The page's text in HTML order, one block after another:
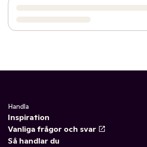
Handla
Inspiration
Vanliga frågor och svar
Så handlar du